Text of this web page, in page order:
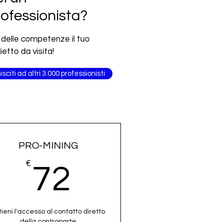
delle competenze il tuo
da visita!
ad altri 3.000 professionisti
PRO-MINING
€ 72
l'accesso al contatto diretto